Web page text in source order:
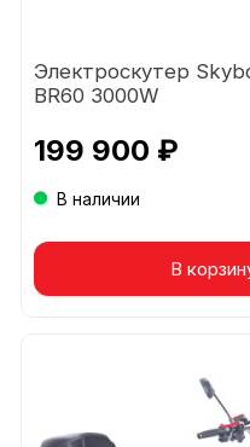
Электроскутер
BR60 3000W
199 900 ₽
В наличии
В